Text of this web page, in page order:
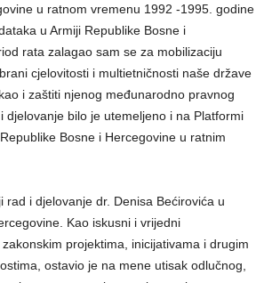
u ratnom vremenu 1992 -1995. godine
u Armiji Republike Bosne i
rata zalagao sam se za mobilizaciju
cjelovitosti i multietničnosti naše države
i zaštiti njenog međunarodno pravnog
djelovanje bilo je utemeljeno i na Platformi
Bosne i Hercegovine u ratnim
rad i djelovanje dr. Denisa Bećirovića u
Kao iskusni i vrijedni
projektima, inicijativama i drugim
ostavio je na mene utisak odlučnog,